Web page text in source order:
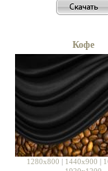
Кофе
1280x800 | 1440x900 |